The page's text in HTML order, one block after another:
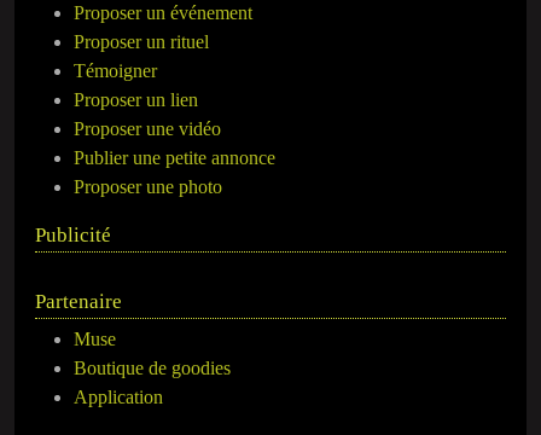
Proposer un événement
Proposer un rituel
Témoigner
Proposer un lien
Proposer une vidéo
Publier une petite annonce
Proposer une photo
Publicité
Partenaire
Muse
Boutique de goodies
Application